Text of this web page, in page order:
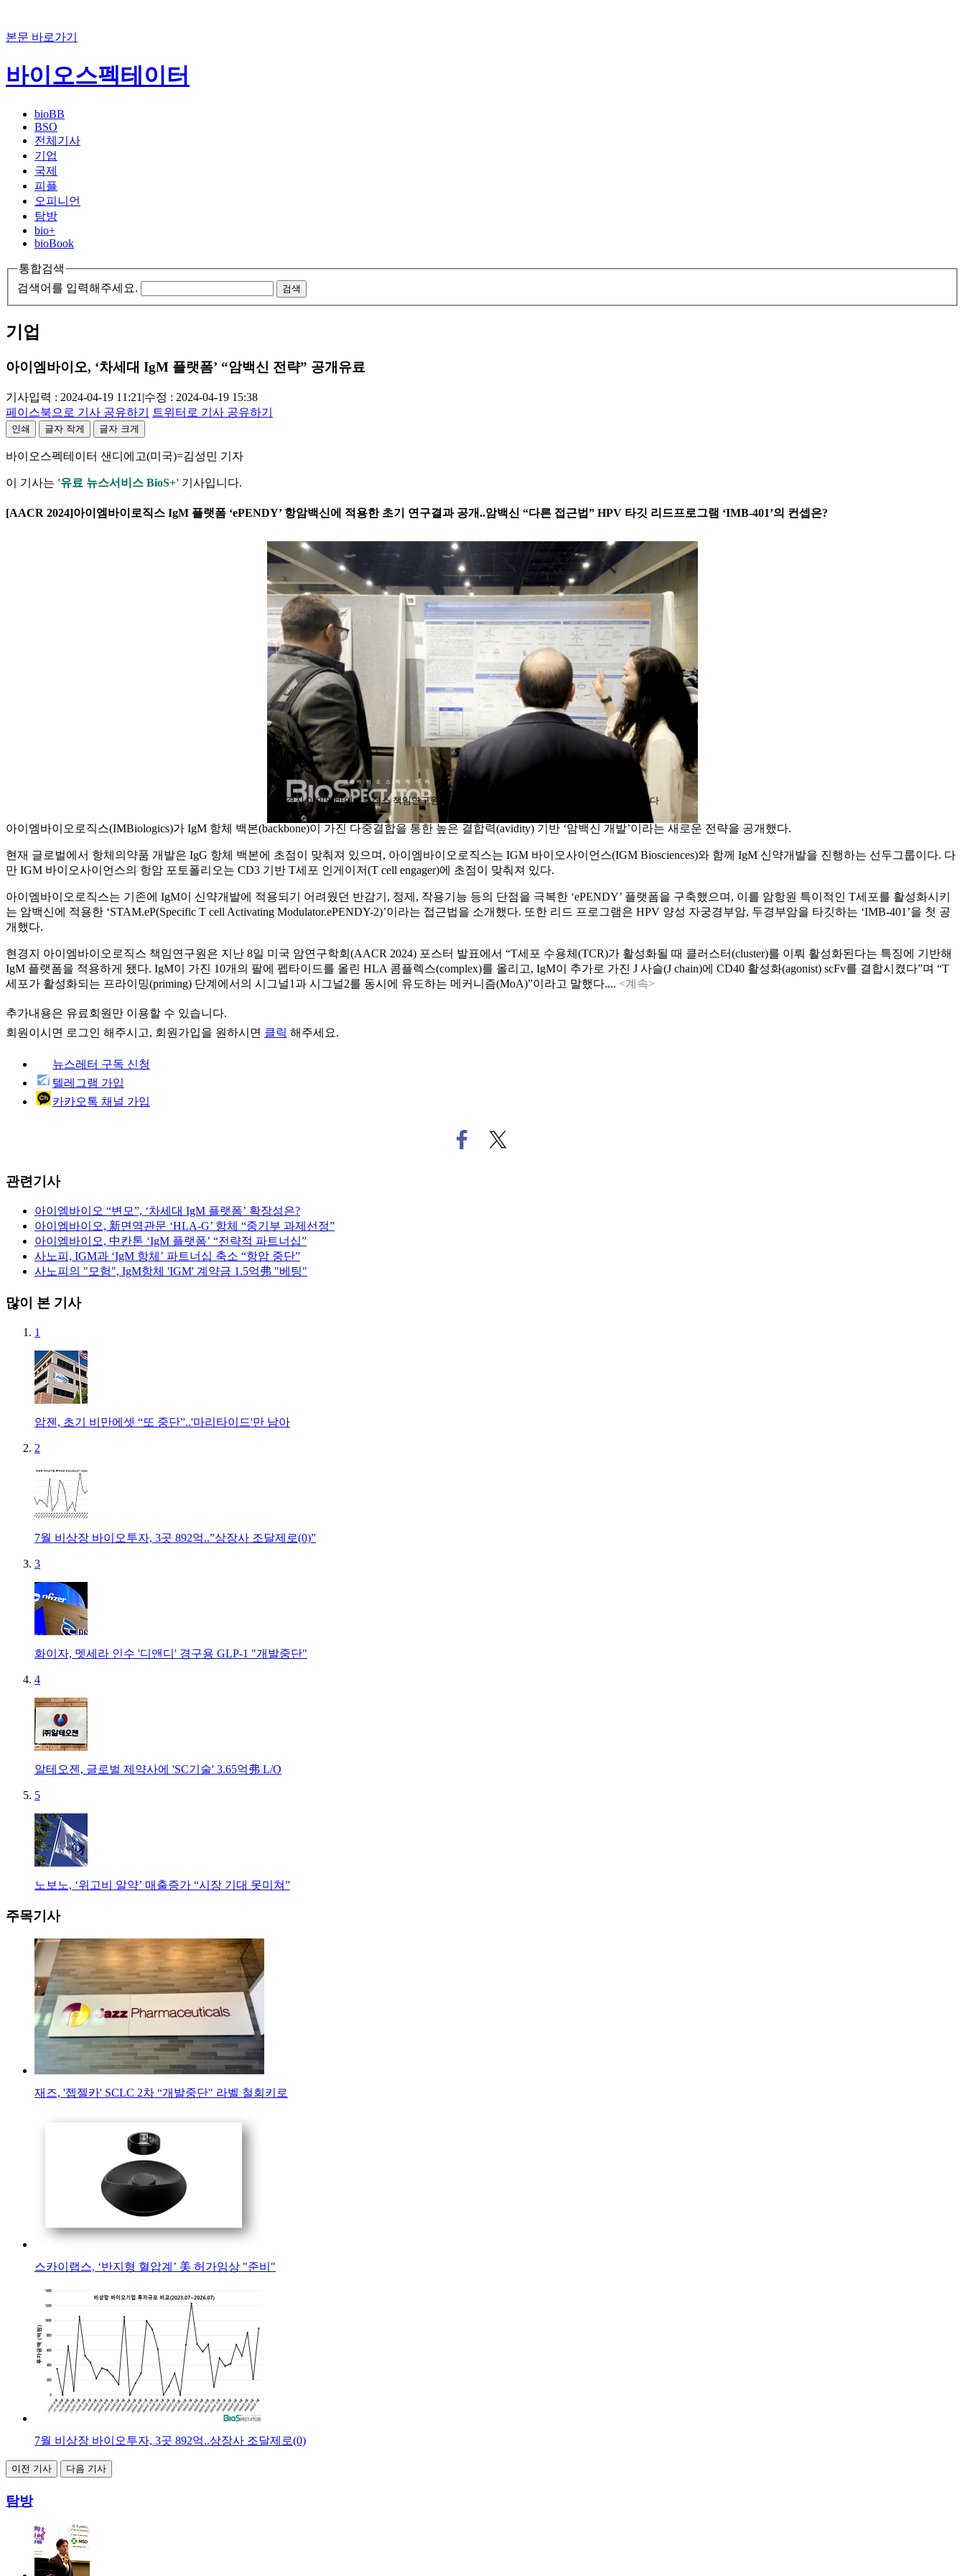
본문 바로가기
바이오스펙테이터
bioBB
BSO
전체기사
기업
국제
피플
오피니언
탐방
bio+
bioBook
통합검색
검색어를 입력해주세요.
검색
기업
아이엠바이오, ‘차세대 IgM 플랫폼’ “암백신 전략” 공개 유료
기사입력 : 2024-04-19 11:21 |수정 : 2024-04-19 15:38
페이스북으로 기사 공유하기
트위터로 기사 공유하기
인쇄 글자 작게 글자 크게
바이오스펙테이터 샌디에고(미국)=김성민 기자
이 기사는 '유료 뉴스서비스 BioS+' 기사입니다.
[AACR 2024]아이엠바이로직스 IgM 플랫폼 ‘ePENDY’ 항암백신에 적용한 초기 연구결과 공개..암백신 “다른 접근법” HPV 타깃 리드프로그램 ‘IMB-401’의 컨셉은?
▲현경지 아이엠바이오로직스 책임연구원이 AACR 2024 현장에서 포스터 설명을 진행하고 있다
아이엠바이오로직스(IMBiologics)가 IgM 항체 백본(backbone)이 가진 다중결합을 통한 높은 결합력(avidity) 기반 ‘암백신 개발’이라는 새로운 전략을 공개했다.
현재 글로벌에서 항체의약품 개발은 IgG 항체 백본에 초점이 맞춰져 있으며, 아이엠바이오로직스는 IGM 바이오사이언스(IGM Biosciences)와 함께 IgM 신약개발을 진행하는 선두그룹이다. 다
만 IGM 바이오사이언스의 항암 포토폴리오는 CD3 기반 T세포 인게이저(T cell engager)에 초점이 맞춰져 있다.
아이엠바이오로직스는 기존에 IgM이 신약개발에 적용되기 어려웠던 반감기, 정제, 작용기능 등의 단점을 극복한 ‘ePENDY’ 플랫폼을 구축했으며, 이를 암항원 특이적인 T세포를 활성화시키
는 암백신에 적용한 ‘STAM.eP(Specific T cell Activating Modulator.ePENDY-2)’이라는 접근법을 소개했다. 또한 리드 프로그램은 HPV 양성 자궁경부암, 두경부암을 타깃하는 ‘IMB-401’을 첫 공
개했다.
현경지 아이엠바이오로직스 책임연구원은 지난 8일 미국 암연구학회(AACR 2024) 포스터 발표에서 “T세포 수용체(TCR)가 활성화될 때 클러스터(cluster)를 이뤄 활성화된다는 특징에 기반해
IgM 플랫폼을 적용하게 됐다. IgM이 가진 10개의 팔에 펩타이드를 올린 HLA 콤플렉스(complex)를 올리고, IgM이 추가로 가진 J 사슬(J chain)에 CD40 활성화(agonist) scFv를 결합시켰다”며 “T
세포가 활성화되는 프라이밍(priming) 단계에서의 시그널1과 시그널2를 동시에 유도하는 메커니즘(MoA)”이라고 말했다.... <계속>
추가내용은 유료회원만 이용할 수 있습니다.
회원이시면 로그인 해주시고, 회원가입을 원하시면 클릭 해주세요.
뉴스레터 구독 신청
텔레그램 가입
카카오톡 채널 가입
페
이
트
위
관련기사
아이엠바이오 “변모”, ‘차세대 IgM 플랫폼’ 확장성은?
아이엠바이오, 新면역관문 ‘HLA-G’ 항체 “중기부 과제선정”
아이엠바이오, 中칸톤 ‘IgM 플랫폼’ “전략적 파트너십”
사노피, IGM과 ‘IgM 항체’ 파트너십 축소 “항암 중단”
사노피의 "모험", IgM항체 'IGM' 계약금 1.5억弗 "베팅"
많이 본 기사
1
암젠, 초기 비만에셋 “또 중단”..'마리타이드'만 남아
2
7월 비상장 바이오투자, 3곳 892억..”상장사 조달제로(0)”
3
화이자, 멧세라 인수 '디앤디' 경구용 GLP-1 "개발중단"
4
알테오젠, 글로벌 제약사에 'SC기술' 3.65억弗 L/O
5
노보노, ‘위고비 알약’ 매출증가 “시장 기대 못미쳐”
주목기사
재즈, '젭젤카' SCLC 2차 “개발중단" 라벨 철회키로
스카이랩스, ‘반지형 혈압계’ 美 허가임상 "준비"
7월 비상장 바이오투자, 3곳 892억..상장사 조달제로(0)
이전 기사 다음 기사
탐방